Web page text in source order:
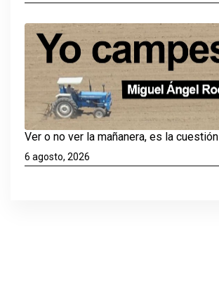
Ver o no ver la mañanera, es la cuestión
6 agosto, 2026